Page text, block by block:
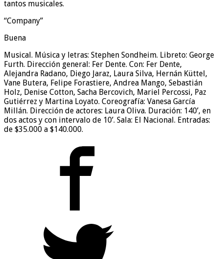
tantos musicales.
“Company”
Buena
Musical. Música y letras: Stephen Sondheim. Libreto: George
Furth. Dirección general: Fer Dente. Con: Fer Dente,
Alejandra Radano, Diego Jaraz, Laura Silva, Hernán Küttel,
Vane Butera, Felipe Forastiere, Andrea Mango, Sebastián
Holz, Denise Cotton, Sacha Bercovich, Mariel Percossi, Paz
Gutiérrez y Martina Loyato. Coreografía: Vanesa García
Millán. Dirección de actores: Laura Oliva. Duración: 140’, en
dos actos y con intervalo de 10’. Sala: El Nacional. Entradas:
de $35.000 a $140.000.